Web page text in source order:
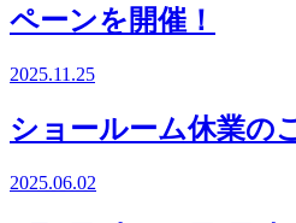
ペーンを開催！
2025.11.25
ショールーム休業の
2025.06.02